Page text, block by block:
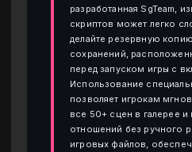
разработанная SgTeam,
скриптов может легко
делайте резервную
сохранений,
перед запуском игры с
Использование
позволяет игрокам
все 50+ сцен в галерее и
отношений без ручного
игровых файлов,